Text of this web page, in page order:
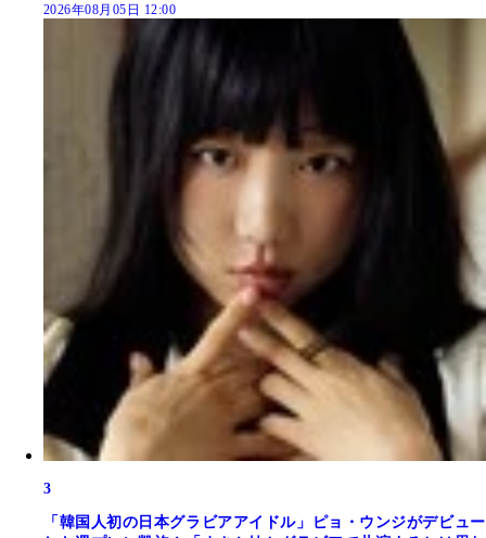
2026年08月05日 12:00
3
「韓国人初の日本グラビアアイドル」ピョ・ウンジがデビュー